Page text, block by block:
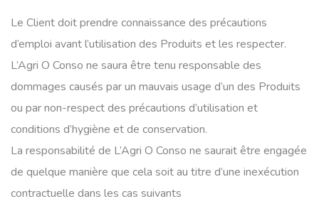
Le Client doit prendre connaissance des précautions
d’emploi avant l’utilisation des Produits et les respecter.
L’Agri O Conso ne saura être tenu responsable des
dommages causés par un mauvais usage d’un des Produits
ou par non-respect des précautions d’utilisation et
conditions d’hygiène et de conservation.
La responsabilité de L’Agri O Conso ne saurait être engagée
de quelque manière que cela soit au titre d’une inexécution
contractuelle dans les cas suivants